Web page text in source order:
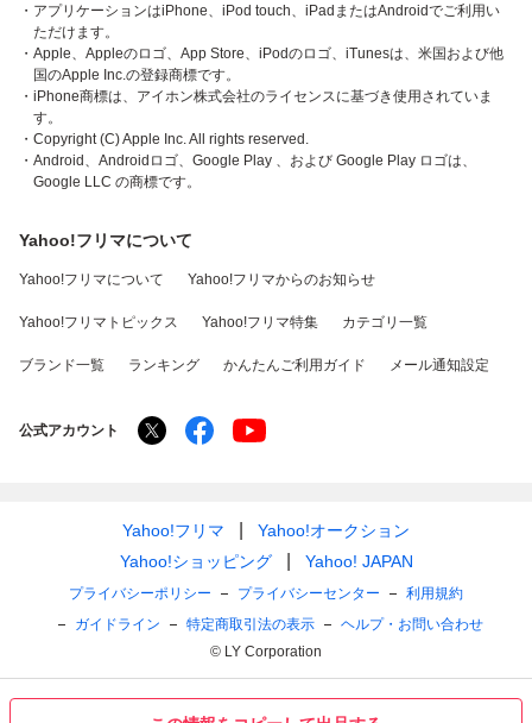
・アプリケーションはiPhone、iPod touch、iPadまたはAndroidでご利用い
ただけます。
・Apple、Appleのロゴ、App Store、iPodのロゴ、iTunesは、米国および他
国のApple Inc.の登録商標です。
・iPhone商標は、アイホン株式会社のライセンスに基づき使用されていま
す。
・Copyright (C) Apple Inc. All rights reserved.
・Android、Androidロゴ、Google Play 、および Google Play ロゴは、
Google LLC の商標です。
Yahoo!フリマについて
Yahoo!フリマについて Yahoo!フリマからのお知らせ
Yahoo!フリマトピックス Yahoo!フリマ特集 カテゴリ一覧
ブランド一覧 ランキング かんたんご利用ガイド メール通知設定
公式アカウント
Yahoo!フリマ
Yahoo!オークション
Yahoo!ショッピング
Yahoo! JAPAN
プライバシーポリシー プライバシーセンター
利用規約
ガイドライン
特定商取引法の表示
ヘルプ・お問い合わせ
© LY Corporation